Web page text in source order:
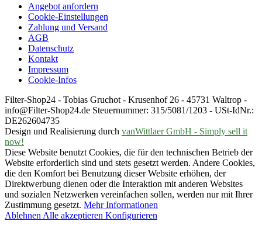
Angebot anfordern
Cookie-Einstellungen
Zahlung und Versand
AGB
Datenschutz
Kontakt
Impressum
Cookie-Infos
Filter-Shop24 - Tobias Gruchot - Krusenhof 26 - 45731 Waltrop -
info@Filter-Shop24.de Steuernummer: 315/5081/1203 - USt-IdNr.:
DE262604735
Design und Realisierung durch vanWittlaer GmbH - Simply sell it
now!
Diese Website benutzt Cookies, die für den technischen Betrieb der
Website erforderlich sind und stets gesetzt werden. Andere Cookies,
die den Komfort bei Benutzung dieser Website erhöhen, der
Direktwerbung dienen oder die Interaktion mit anderen Websites
und sozialen Netzwerken vereinfachen sollen, werden nur mit Ihrer
Zustimmung gesetzt. Mehr Informationen
Ablehnen Alle akzeptieren Konfigurieren